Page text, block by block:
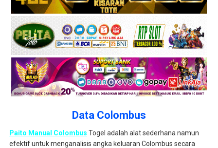
Data Colombus
Paito Manual Colombus Togel adalah alat sederhana namun
efektif untuk menganalisis angka keluaran Colombus secara